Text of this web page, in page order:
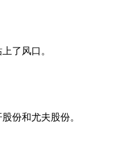
了风口。
份和尤夫股份。